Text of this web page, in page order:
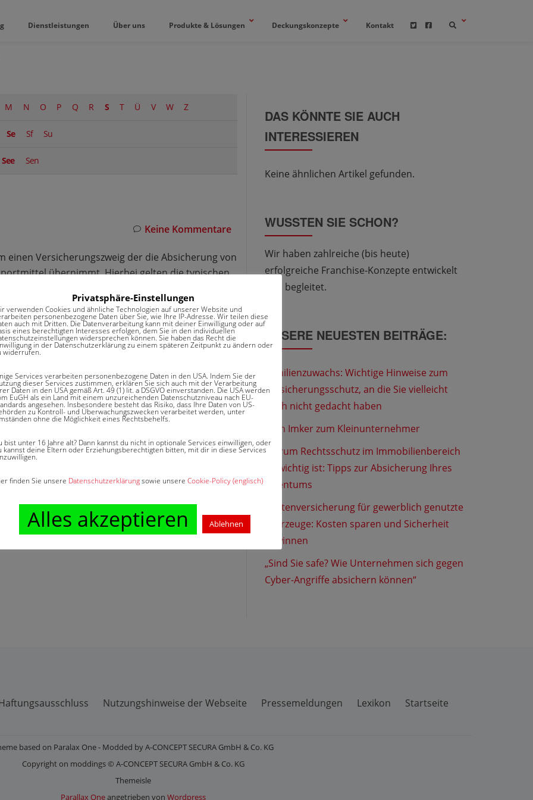
Dienstleistungen Über uns Produkte & Lösungen Deckungskonzepte Kontakt
M N O P Q R S T Ü V W Z
Se Sf Su
See Sen
Keine Kommentare
einen Versicherungszweig der die Absicherung von
übernimmt. Hierbei gelten die typischen
Sachen sind die transportierten Güter
auch noch die
also das Schiff, gegen Beschädigungen
Explosion
DAS KÖNNTE SIE AUCH
INTERESSIEREN
Keine ähnlichen Artikel gefunden.
WUSSTEN SIE SCHON?
Wir haben zahlreiche (bis heute)
erfolgreiche Franchise-Konzepte entwickelt
und begleitet.
UNSERE NEUESTEN BEITRÄGE:
Familienzuwachs: Wichtige Hinweise zum
Versicherungsschutz, an die Sie vielleicht
noch nicht gedacht haben
Vom Imker zum Kleinunternehmer
Warum Rechtsschutz im Immobilienbereich
so wichtig ist: Tipps zur Absicherung Ihres
Eigentums
Flottenversicherung für gewerblich genutzte
Fahrzeuge: Kosten sparen und Sicherheit
gewinnen
„Sind Sie safe? Wie Unternehmen sich gegen
Cyber-Angriffe absichern können“
Nutzungshinweise der Webseite Pressemeldungen Lexikon Startseite
based on Paralax One - Modded by A-CONCEPT SECURA GmbH & Co. KG
Copyright on moddings © A-CONCEPT SECURA GmbH & Co. KG
Themeisle
Parallax Oneangetrieben von Wordpress
Privatsphäre-Einstellungen
verwenden Cookies und ähnliche Technologien auf unserer Website und
personenbezogene Daten über Sie, wie Ihre IP-Adresse. Wir teilen diese
auch mit Dritten. Die Datenverarbeitung kann mit deiner Einwilligung oder auf
eines berechtigten Interesses erfolgen, dem Sie in den individuellen
widersprechen können. Sie haben das Recht die
in der Datenschutzerklärung zu einem späteren Zeitpunkt zu ändern oder
widerrufen.
Services verarbeiten personenbezogene Daten in den USA. Indem Sie der
dieser Services zustimmen, erklären Sie sich auch mit der Verarbeitung
Daten in den USA gemäß Art. 49 (1) lit. a DSGVO einverstanden. Die USA werden
EuGH als ein Land mit einem unzureichenden Datenschutzniveau nach EU-
angesehen. Insbesondere besteht das Risiko, dass Ihre Daten von US-
zu Kontroll- und Überwachungszwecken verarbeitet werden, unter
ohne die Möglichkeit eines Rechtsbehelfs.
bist unter 16 Jahre alt? Dann kannst du nicht in optionale Services einwilligen, oder
kannst deine Eltern oder Erziehungsberechtigten bitten, mit dir in diese Services
finden Sie unsere Datenschutzerklärungsowie unsere Cookie-Policy (englisch)
Alles akzeptieren Ablehnen